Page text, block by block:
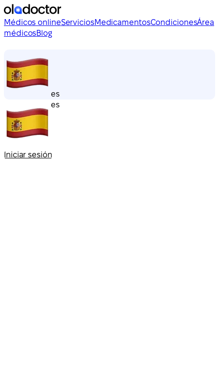
Médicos onlineServiciosMedicamentosCondicionesÁrea
médicosBlog
es
es
Iniciar sesión